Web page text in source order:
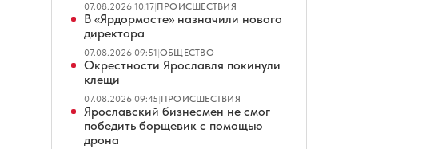
07.08.2026 10:17|ПРОИСШЕСТВИЯ
В «Ярдормосте» назначили нового
директора
07.08.2026 09:51|ОБЩЕСТВО
Окрестности Ярославля покинули
клещи
07.08.2026 09:45|ПРОИСШЕСТВИЯ
Ярославский бизнесмен не смог
победить борщевик с помощью
дрона